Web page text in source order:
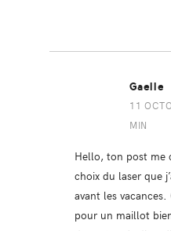
Gaelle
11
MIN
Hello, ton post me
choix du laser que
avant les vacances.
pour un maillot